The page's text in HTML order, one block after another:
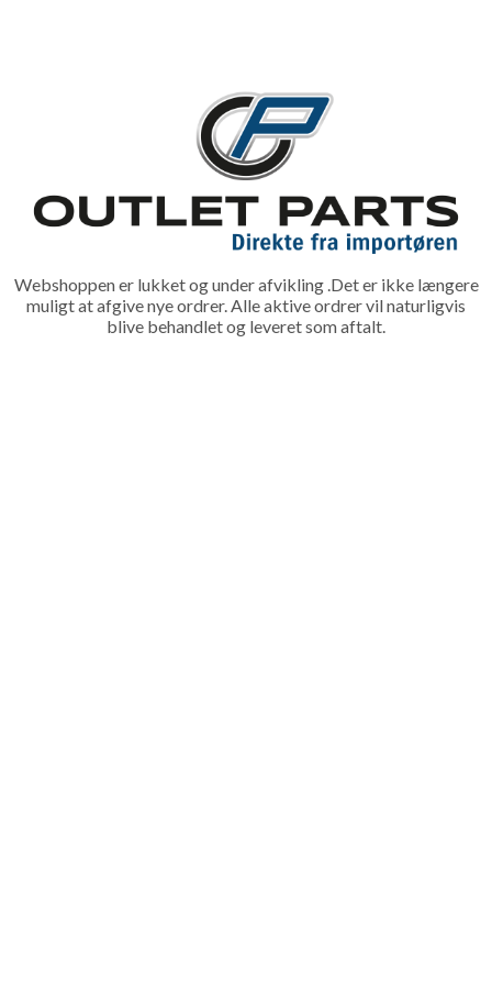
Webshoppen er lukket og under afvikling .Det er ikke længere
muligt at afgive nye ordrer. Alle aktive ordrer vil naturligvis
blive behandlet og leveret som aftalt.